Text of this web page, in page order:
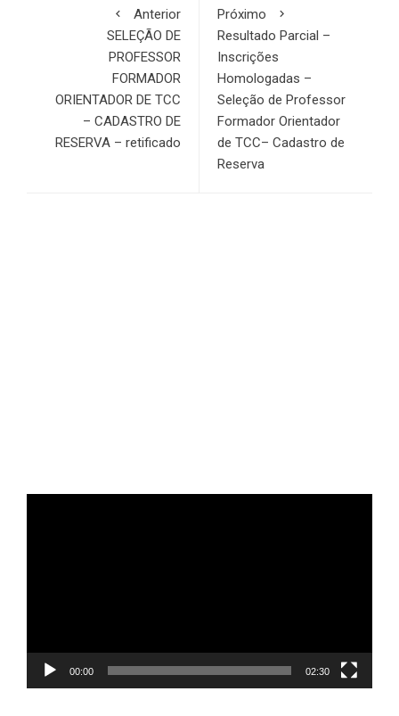
Anterior
SELEÇÃO DE
PROFESSOR
FORMADOR
ORIENTADOR DE TCC
– CADASTRO DE
RESERVA – retificado
Próximo
Resultado Parcial –
Inscrições
Homologadas –
Seleção de Professor
Formador Orientador
de TCC– Cadastro de
Reserva
00:00 02:30